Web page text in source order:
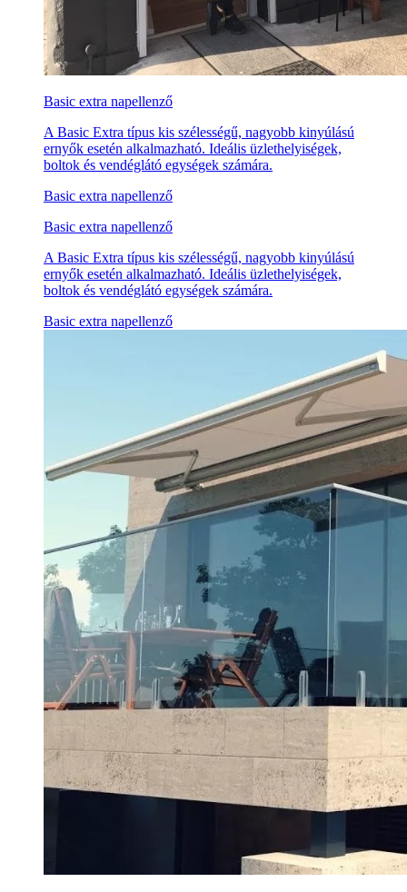
Basic extra napellenző
A Basic Extra típus kis szélességű, nagyobb kinyúlású
ernyők esetén alkalmazható. Ideális üzlethelyiségek,
boltok és vendéglátó egységek számára.
Basic extra napellenző
Basic extra napellenző
A Basic Extra típus kis szélességű, nagyobb kinyúlású
ernyők esetén alkalmazható. Ideális üzlethelyiségek,
boltok és vendéglátó egységek számára.
Basic extra napellenző